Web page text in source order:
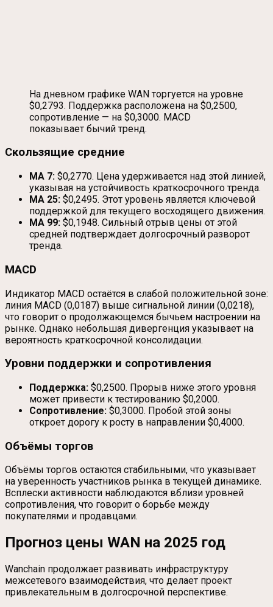
На дневном графике WAN торгуется на уровне
$0,2793. Поддержка расположена на $0,2500,
сопротивление — на $0,3000. MACD
показывает бычий тренд.
Скользящие средние
MA 7: $0,2770. Цена удерживается над этой линией,
указывая на устойчивость краткосрочного тренда.
MA 25: $0,2495. Этот уровень является ключевой
поддержкой для текущего восходящего движения.
MA 99: $0,1948. Сильный отрыв цены от этой
средней подтверждает долгосрочный разворот
тренда.
MACD
Индикатор MACD остаётся в слабой положительной зоне:
линия MACD (0,0187) выше сигнальной линии (0,0218),
что говорит о продолжающемся бычьем настроении на
рынке. Однако небольшая дивергенция указывает на
вероятность краткосрочной консолидации.
Уровни поддержки и сопротивления
Поддержка: $0,2500. Прорыв ниже этого уровня
может привести к тестированию $0,2000.
Сопротивление: $0,3000. Пробой этой зоны
откроет дорогу к росту в направлении $0,4000.
Объёмы торгов
Объёмы торгов остаются стабильными, что указывает
на уверенность участников рынка в текущей динамике.
Всплески активности наблюдаются вблизи уровней
сопротивления, что говорит о борьбе между
покупателями и продавцами.
Прогноз цены WAN на 2025 год
Wanchain продолжает развивать инфраструктуру
межсетевого взаимодействия, что делает проект
привлекательным в долгосрочной перспективе.